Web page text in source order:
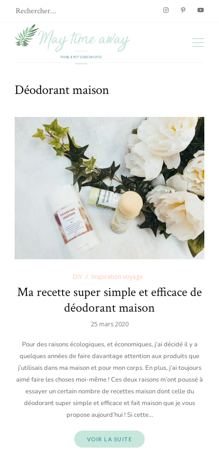
Déodorant maison
DIY Inspiration voyage
Ma recette super simple et efficace de
déodorant maison
25 mars 2020
Pour des raisons écologiques, et économiques, j’ai décidé il y a
quelques années de faire davantage attention aux produits que
j’utilisais dans ma maison et pour mon corps. En plus, j’ai toujours
aimé faire les choses moi-même ! Ces deux raisons m’ont poussé à
essayer un certain nombre de recettes maison dont celle du
déodorant super simple et efficace et fait maison que je vous
propose aujourd’hui ! Si cette…
VOIR LA SUITE